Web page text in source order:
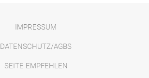
IMPRESSUM
DATENSCHUTZ/AGBS
SEITE EMPFEHLEN